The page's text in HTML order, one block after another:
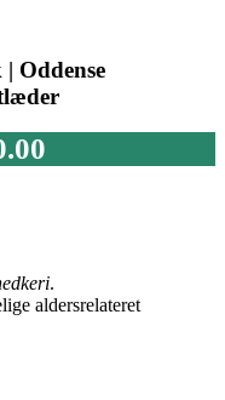
Oddense
.
aldersrelateret